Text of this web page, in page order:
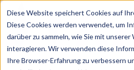
Diese Website speichert Cookies auf
Diese Cookies werden verwendet, um
darüber zu sammeln, wie Sie mit unserer
interagieren. Wir verwenden diese
Ihre Browser-Erfahrung zu verbessern
Features